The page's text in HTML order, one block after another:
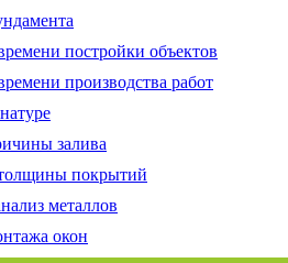
постройки объектов
производства работ
залива
покрытий
металлов
окон